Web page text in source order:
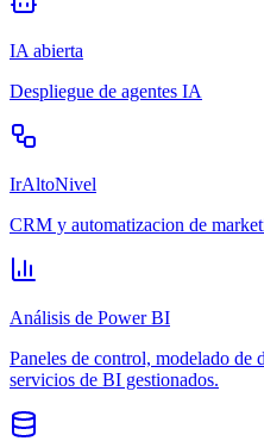
IA abierta
Despliegue de agentes IA
IrAltoNivel
CRM y automatizacion de
Análisis de Power BI
Paneles de control, modelado de
servicios de BI gestionados.